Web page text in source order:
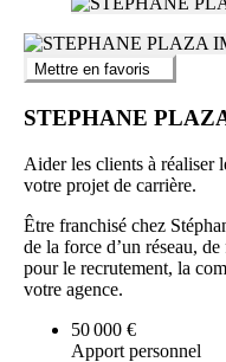
Mettre en favoris
STEPHANE
Aider les clients à réaliser
votre projet de carrière.
Être franchisé chez
de la force d’un réseau,
pour le recrutement, la
votre agence.
50 000 €
Apport personnel